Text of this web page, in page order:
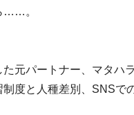
……。
た元パートナー、マタハ
度と人種差別、SNSで